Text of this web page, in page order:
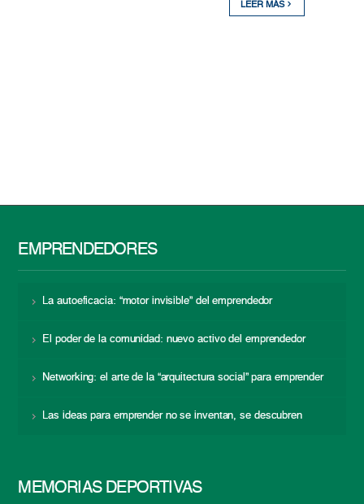
LEER MÁS
EMPRENDEDORES
La autoeficacia: “motor invisible” del emprendedor
El poder de la comunidad: nuevo activo del emprendedor
Networking: el arte de la “arquitectura social” para emprender
Las ideas para emprender no se inventan, se descubren
MEMORIAS DEPORTIVAS